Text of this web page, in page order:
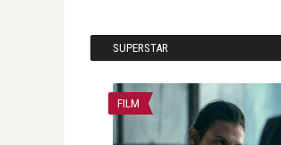
SUPERSTAR
FILM